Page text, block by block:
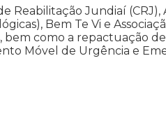
Reabilitação Jundiaí (CRJ),
Bem Te Vi e
como a repactuação
Móvel de Urgência e